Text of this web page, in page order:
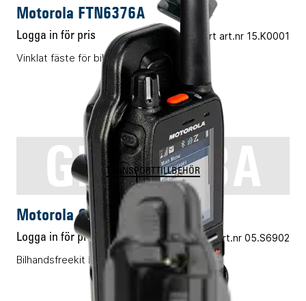
Motorola FTN6376A
Logga in för pris Vårt art.nr 15.K0001
Vinklat fäste för bil kit
GM0368A
TRANSPORTTILLBEHÖR
Motorola GM0368A
Logga in för pris Vårt art.nr 05.S6902
Bilhandsfreekit MXP600